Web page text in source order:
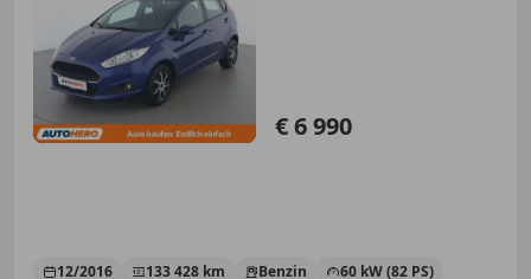
€ 6 990
12/2016 133 428 km Benzin
60 kW (82 PS)